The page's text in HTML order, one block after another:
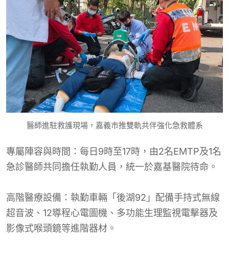
醫師進駐救護現場，嘉義市推雙軌共伴強化急救體系
專屬陣容與時間：每日9時至17時，由2名EMTP及1名
急診醫師共同擔任執勤人員，統一於嘉基醫院待命。
高階醫療設備：執勤車輛「後湖92」配備手持式無線
超音波、12導程心電圖機、多功能生理監視電擊器及
影像式喉頭鏡等進階器材。